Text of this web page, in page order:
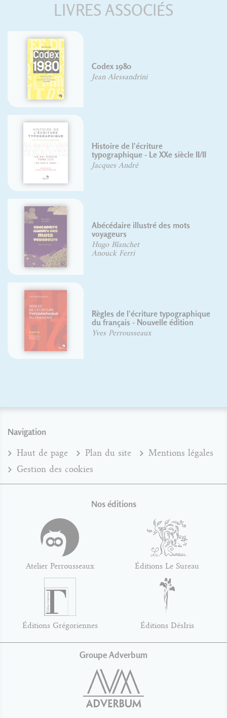
LIVRES ASSOCIÉS
Codex 1980
Jean Alessandrini
Histoire de l'écriture
typographique - Le XXe siècle II/II
Jacques André
Abécédaire illustré des mots
voyageurs
Hugo Blanchet
Anouck Ferri
Règles de l'écriture typographique
du français - Nouvelle édition
Yves Perrousseaux
Navigation
Haut de page Plan du site
Mentions légales
Gestion des cookies
Nos éditions
Atelier Perrousseaux Éditions Le Sureau
Éditions Grégoriennes Éditions DésIris
Groupe Adverbum